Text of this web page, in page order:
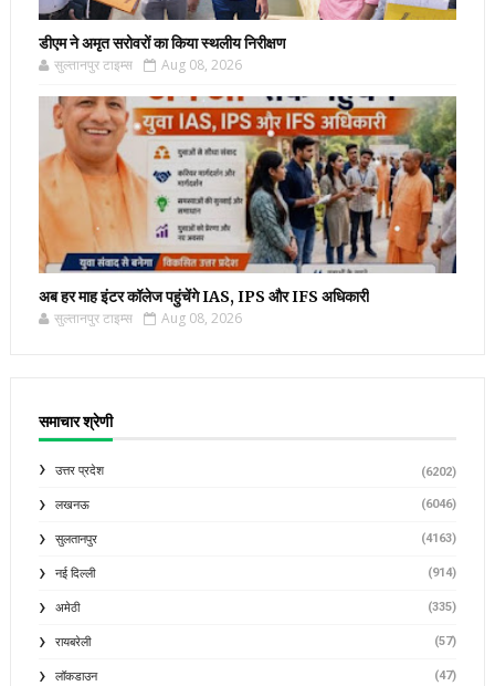
डीएम ने अमृत सरोवरों का किया स्थलीय निरीक्षण
सुल्तानपुर टाइम्स Aug 08, 2026
अब हर माह इंटर कॉलेज पहुंचेंगे IAS, IPS और IFS अधिकारी
सुल्तानपुर टाइम्स Aug 08, 2026
समाचार श्रेणी
उत्तर प्रदेश (6202)
लखनऊ (6046)
सुलतानपुर (4163)
नई दिल्ली (914)
अमेठी (335)
रायबरेली (57)
लॉकडाउन (47)